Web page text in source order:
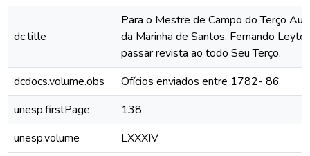
dc.title
Para o Mestre de Campo do Terço
da Marinha de Santos, Fernando Leyte
passar revista ao todo Seu Terço.
dcdocs.volume.obs
Ofícios enviados entre 1782- 86
unesp.firstPage
138
unesp.volume
LXXXIV